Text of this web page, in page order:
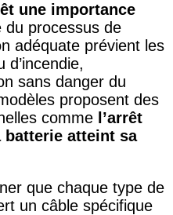
une importance
du processus de
adéquate prévient les
d’incendie,
sans danger du
proposent des
comme l’arrêt
batterie atteint sa
que chaque type de
un câble spécifique